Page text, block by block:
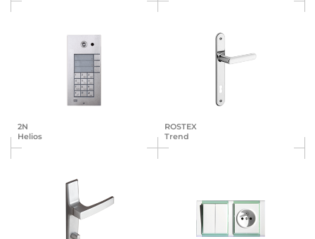
2N
Helios
ROSTEX
Trend